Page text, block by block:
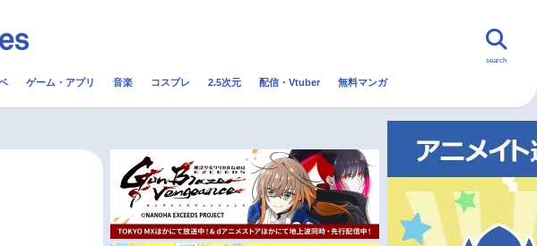
配信・Vtuber トレンド 無料マンガ
今期アニメ曜日別一覧 秋アニメ
search
ゲーム・アプリ 音楽 コスプレ 2.5次元 配信・Vtuber 無料マンガ